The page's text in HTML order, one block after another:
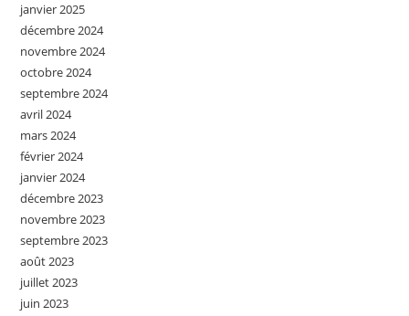
janvier 2025
décembre 2024
novembre 2024
octobre 2024
septembre 2024
avril 2024
mars 2024
février 2024
janvier 2024
décembre 2023
novembre 2023
septembre 2023
août 2023
juillet 2023
juin 2023